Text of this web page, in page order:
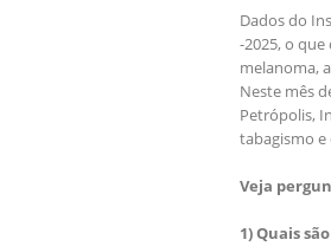
Dados do
-2025, o
melanoma,
Neste mês
Petrópolis,
tabagismo e
Veja
1) Quais